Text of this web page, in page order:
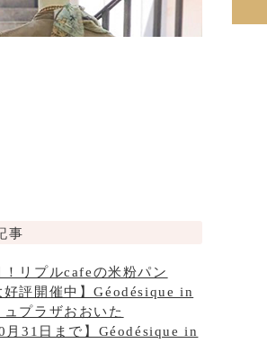
事
！リプルcafeの米粉パン
好評開催中】Géodésique in
ュプラザおおいた
月31日まで】Géodésique in